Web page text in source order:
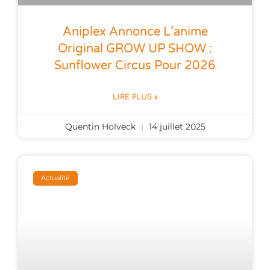
Aniplex Annonce L’anime
Original GROW UP SHOW :
Sunflower Circus Pour 2026
LIRE PLUS »
Quentin Holveck 14 juillet 2025
Actualité